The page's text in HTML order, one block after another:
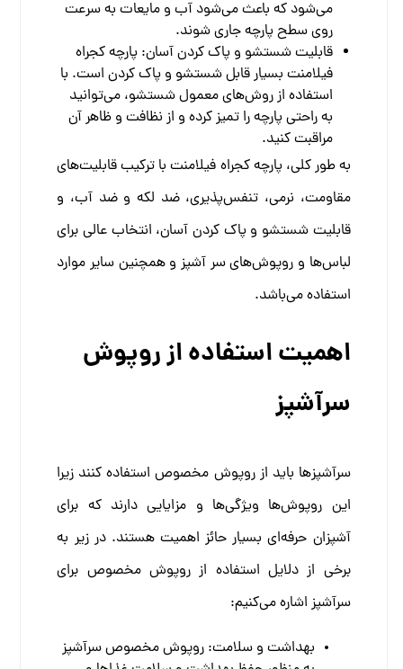
می‌شود که باعث می‌شود آب و مایعات به سرعت
روی سطح پارچه جاری شوند.
قابلیت شستشو و پاک کردن آسان: پارچه کجراه
فیلامنت بسیار قابل شستشو و پاک کردن است. با
استفاده از روش‌های معمول شستشو، می‌توانید
به راحتی پارچه را تمیز کرده و از نظافت و ظاهر آن
مراقبت کنید.
به طور کلی، پارچه کجراه فیلامنت با ترکیب قابلیت‌های
مقاومت، نرمی، تنفس‌پذیری، ضد لکه و ضد آب، و
قابلیت شستشو و پاک کردن آسان، انتخاب عالی برای
لباس‌ها و روپوش‌های سر آشپز و همچنین سایر موارد
استفاده می‌باشد.
اهمیت استفاده از روپوش
سرآشپز
سرآشپزها باید از روپوش مخصوص استفاده کنند زیرا
این روپوش‌ها ویژگی‌ها و مزایایی دارند که برای
آشپزان حرفه‌ای بسیار حائز اهمیت هستند. در زیر به
برخی از دلایل استفاده از روپوش مخصوص برای
سرآشپز اشاره می‌کنیم:
بهداشت و سلامت: روپوش مخصوص سرآشپز